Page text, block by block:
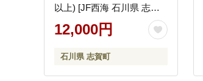
以上) [JF西海 石川県 志賀
町 sk17jkf30064] かに 蟹 紅
ズワイ 紅ズワイガニ 生 ズ
イガニ 姿 カニ鍋 カニしゃ
ぶ カニ爪 規格外 足折れ 魚
12,000円
石川県 志賀町